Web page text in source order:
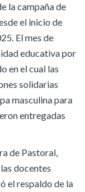
la campaña de
el inicio de
El mes de
educativa por
en el cual las
solidarias
masculina para
entregadas
de Pastoral,
docentes
el respaldo de la